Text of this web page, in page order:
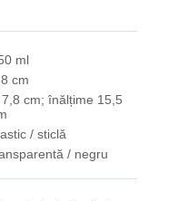
ml
cm
cm; înălțime 15,5
/ sticlă
/ negru